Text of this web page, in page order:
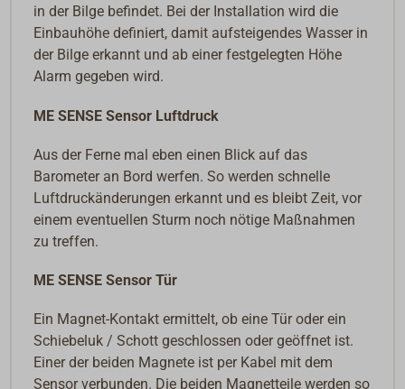
in der Bilge befindet. Bei der Installation wird die
Einbauhöhe definiert, damit aufsteigendes Wasser in
der Bilge erkannt und ab einer festgelegten Höhe
Alarm gegeben wird.
ME SENSE Sensor Luftdruck
Aus der Ferne mal eben einen Blick auf das
Barometer an Bord werfen. So werden schnelle
Luftdruckänderungen erkannt und es bleibt Zeit, vor
einem eventuellen Sturm noch nötige Maßnahmen
zu treffen.
ME SENSE Sensor Tür
Ein Magnet-Kontakt ermittelt, ob eine Tür oder ein
Schiebeluk / Schott geschlossen oder geöffnet ist.
Einer der beiden Magnete ist per Kabel mit dem
Sensor verbunden. Die beiden Magnetteile werden so